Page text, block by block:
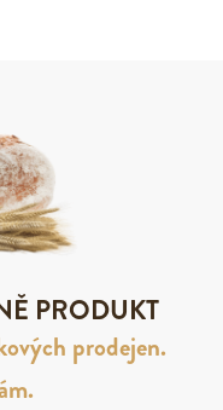
PRODUKT
prodejen.